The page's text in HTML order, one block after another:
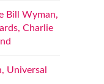
Bill Wyman,
Charlie
Universal